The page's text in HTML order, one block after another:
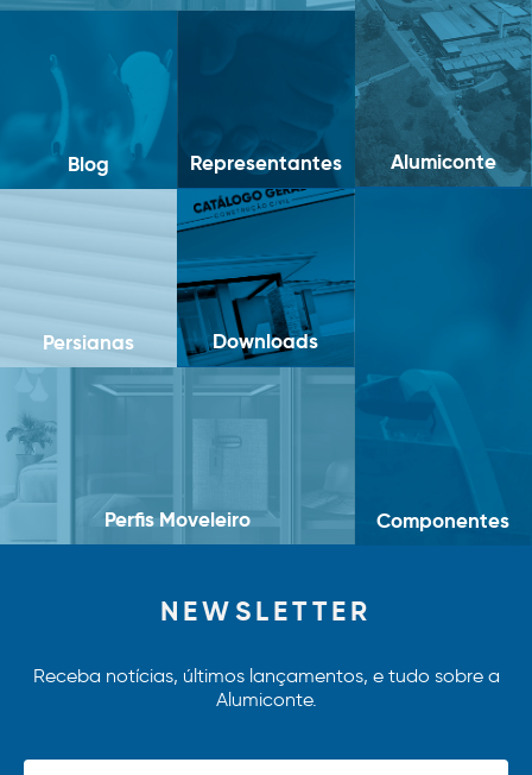
Alumiconte
Blog Representantes
Componentes
Persianas Downloads
Perfis Moveleiro
NEWSLETTER
Receba notícias, últimos lançamentos, e tudo sobre a
Alumiconte.